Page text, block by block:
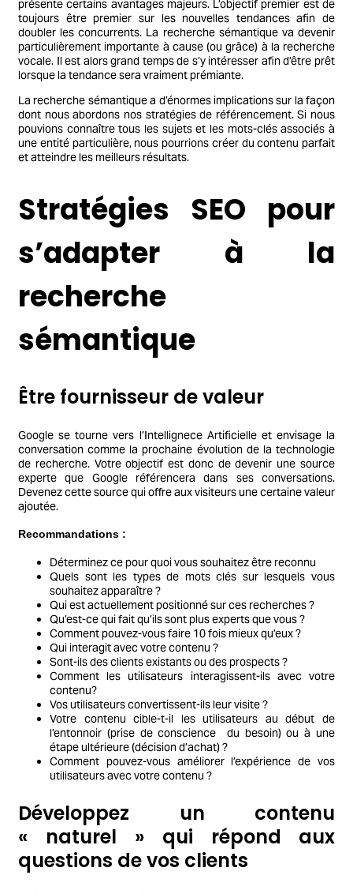
présente certains avantages majeurs. L’objectif premier est de
toujours être premier sur les nouvelles tendances afin de
doubler les concurrents. La recherche sémantique va devenir
particulièrement importante à cause (ou grâce) à la recherche
vocale. Il est alors grand temps de s’y intéresser afin d’être prêt
lorsque la tendance sera vraiment prémiante.
La recherche sémantique a d’énormes implications sur la façon
dont nous abordons nos stratégies de référencement. Si nous
pouvions connaître tous les sujets et les mots-clés associés à
une entité particulière, nous pourrions créer du contenu parfait
et atteindre les meilleurs résultats.
Stratégies SEO pour
s’adapter à la
recherche
sémantique
Être fournisseur de valeur
Google se tourne vers l’Intellignece Artificielle et envisage la
conversation comme la prochaine évolution de la technologie
de recherche. Votre objectif est donc de devenir une source
experte que Google référencera dans ses conversations.
Devenez cette source qui offre aux visiteurs une certaine valeur
ajoutée.
Recommandations :
Déterminez ce pour quoi vous souhaitez être reconnu
Quels sont les types de mots clés sur lesquels vous
souhaitez apparaître ?
Qui est actuellement positionné sur ces recherches ?
Qu’est-ce qui fait qu’ils sont plus experts que vous ?
Comment pouvez-vous faire 10 fois mieux qu’eux ?
Qui interagit avec votre contenu ?
Sont-ils des clients existants ou des prospects ?
Comment les utilisateurs interagissent-ils avec votre
contenu?
Vos utilisateurs convertissent-ils leur visite ?
Votre contenu cible-t-il les utilisateurs au début de
l’entonnoir (prise de conscience du besoin) ou à une
étape ultérieure (décision d’achat) ?
Comment pouvez-vous améliorer l’expérience de vos
utilisateurs avec votre contenu ?
Développez un contenu
« naturel » qui répond aux
questions de vos clients